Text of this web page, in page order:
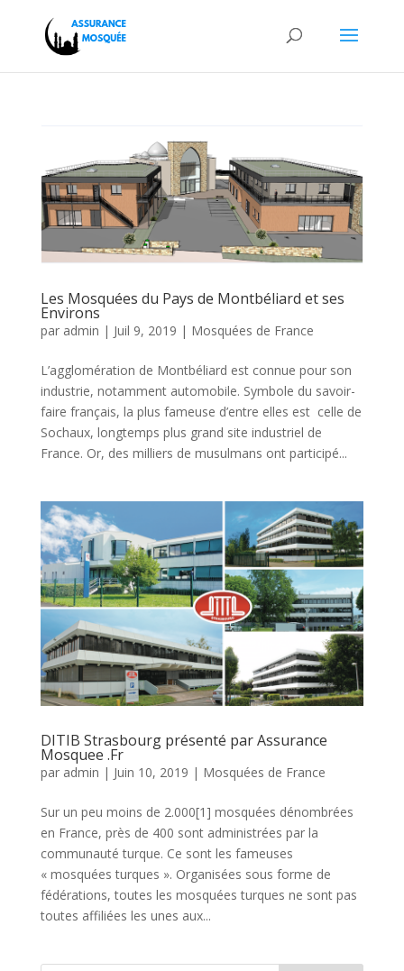
Les Mosquées du Pays de Montbéliard et ses
Environs
par admin | Juil 9, 2019 | Mosquées de France
L’agglomération de Montbéliard est connue pour son
industrie, notamment automobile. Symbole du savoir-
faire français, la plus fameuse d’entre elles est celle de
Sochaux, longtemps plus grand site industriel de
France. Or, des milliers de musulmans ont participé...
DITIB Strasbourg présenté par Assurance
Mosquee .Fr
par admin | Juin 10, 2019 | Mosquées de France
Sur un peu moins de 2.000[1] mosquées dénombrées
en France, près de 400 sont administrées par la
communauté turque. Ce sont les fameuses
« mosquées turques ». Organisées sous forme de
fédérations, toutes les mosquées turques ne sont pas
toutes affiliées les unes aux...